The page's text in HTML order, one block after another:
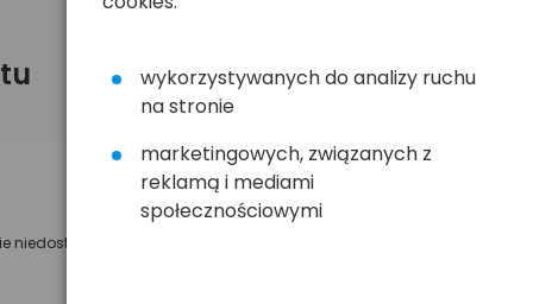
niedostępny
Powiadom mnie o dostępności
wykorzystywanych do analizy ruchu
na stronie
marketingowych, związanych z
reklamą i mediami
społecznościowymi